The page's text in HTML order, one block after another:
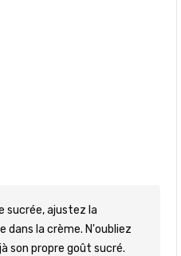
sucrée, ajustez la
dans la crème. N'oubliez
son propre goût sucré.